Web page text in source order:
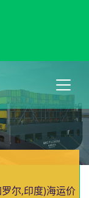
尔,印度)海运价